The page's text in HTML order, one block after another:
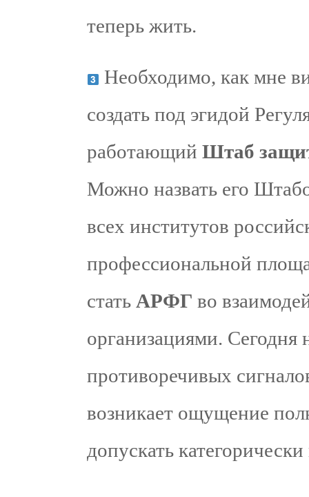
теперь жить.
Необходимо, как мне
создать под эгидой
работающий Штаб
Можно назвать его
всех институтов
профессиональной
стать АРФГ во
организациями. Сегодня
противоречивых
возникает ощущение
допускать категорически